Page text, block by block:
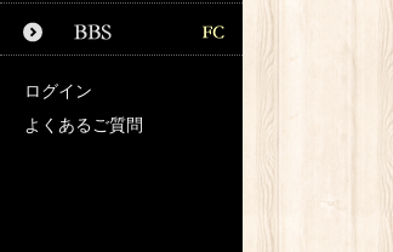
ログイン
よくあるご質問